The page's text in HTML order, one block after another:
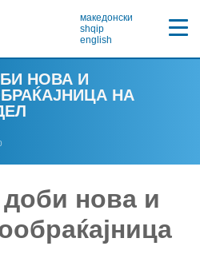
македонски
shqip
english
НОВА И
НА
нова и